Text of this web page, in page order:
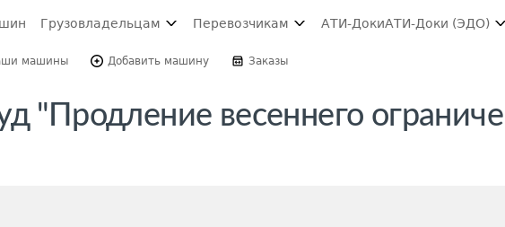
Грузовладельцам Перевозчикам АТИ-ДокиАТИ-Доки (ЭДО)
машины Добавить машину Заказы
"Продление весеннего